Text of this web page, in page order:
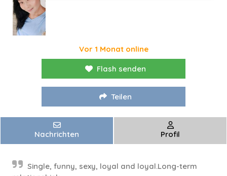
Vor 1 Monat online
Flash senden
Teilen
Nachrichten Profil
Single, funny, sexy, loyal and loyal.Long-term